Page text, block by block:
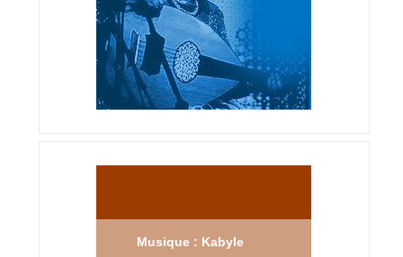
Musique : Kabyle